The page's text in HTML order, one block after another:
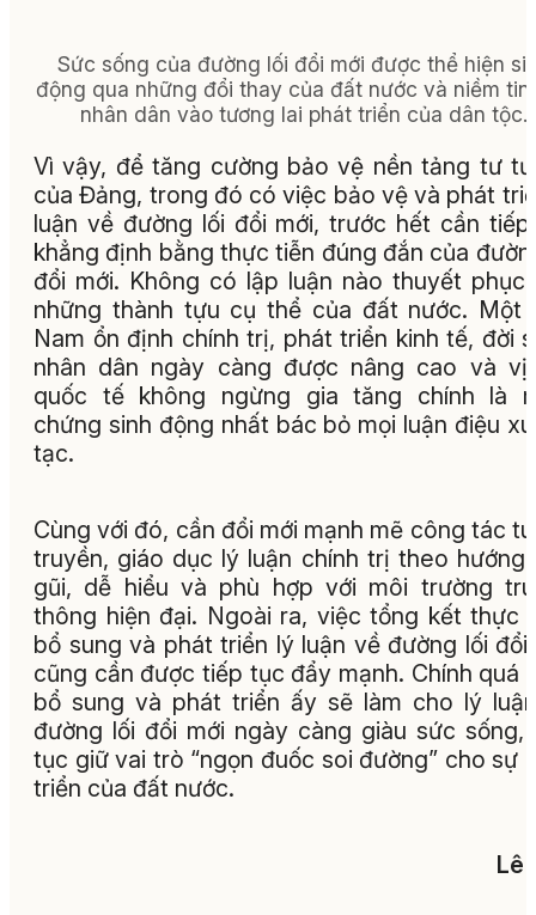
Sức sống của đường lối đổi mới được thể hiện
động qua những đổi thay của đất nước và niềm tin
của Đảng, trong đó có việc bảo vệ và phát
luận về đường lối đổi mới, trước hết cần
khẳng định bằng thực tiễn đúng đắn của
đổi mới. Không có lập luận nào thuyết phục
những thành tựu cụ thể của đất nước. Một
Nam ổn định chính trị, phát triển kinh tế, đời
nhân dân ngày càng được nâng cao và vị
quốc tế không ngừng gia tăng chính là
chứng sinh động nhất bác bỏ mọi luận điệu
tạc.
Cùng với đó, cần đổi mới mạnh mẽ công tác